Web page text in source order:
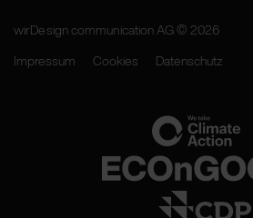
wirDesign communication AG © 2026
Impressum
Cookies Datenschutz